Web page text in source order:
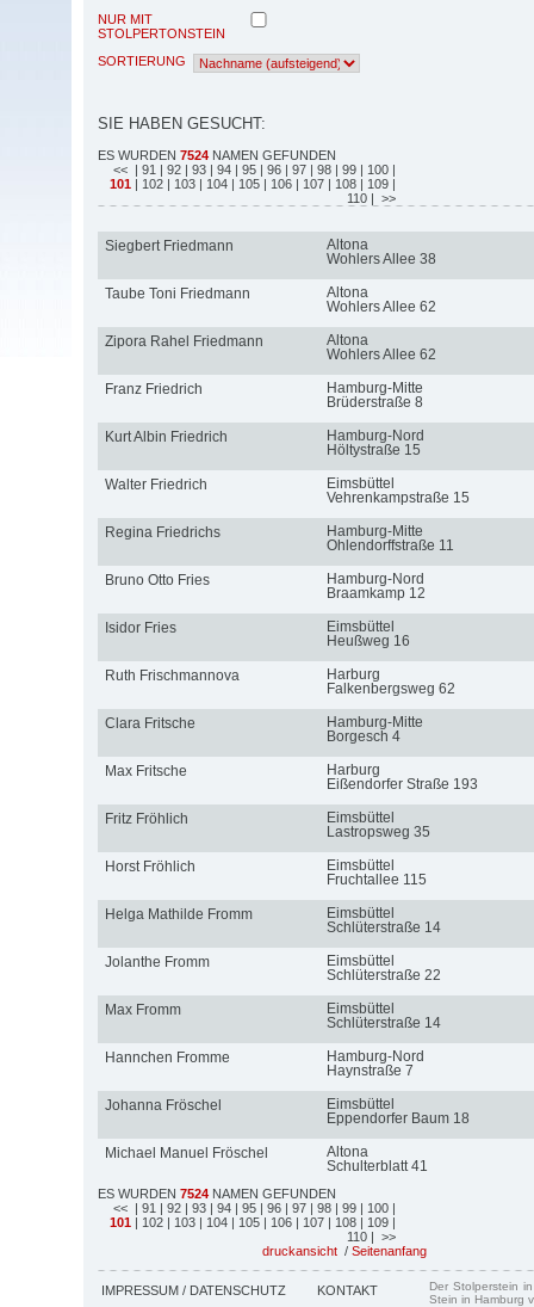
NUR MIT
STOLPERTONSTEIN
SORTIERUNG
SIE HABEN GESUCHT:
ES WURDEN 7524 NAMEN GEFUNDEN
<< | 91 | 92 | 93 | 94 | 95 | 96 | 97 | 98 | 99 | 100 |
101 | 102 | 103 | 104 | 105 | 106 | 107 | 108 | 109 |
110 | >>
Siegbert Friedmann
Altona
Wohlers Allee 38
Taube Toni Friedmann
Altona
Wohlers Allee 62
Zipora Rahel Friedmann
Altona
Wohlers Allee 62
Franz Friedrich
Hamburg-Mitte
Brüderstraße 8
Kurt Albin Friedrich
Hamburg-Nord
Höltystraße 15
Walter Friedrich
Eimsbüttel
Vehrenkampstraße 15
Regina Friedrichs
Hamburg-Mitte
Ohlendorffstraße 11
Bruno Otto Fries
Hamburg-Nord
Braamkamp 12
Isidor Fries
Eimsbüttel
Heußweg 16
Ruth Frischmannova
Harburg
Falkenbergsweg 62
Clara Fritsche
Hamburg-Mitte
Borgesch 4
Max Fritsche
Harburg
Eißendorfer Straße 193
Fritz Fröhlich
Eimsbüttel
Lastropsweg 35
Horst Fröhlich
Eimsbüttel
Fruchtallee 115
Helga Mathilde Fromm
Eimsbüttel
Schlüterstraße 14
Jolanthe Fromm
Eimsbüttel
Schlüterstraße 22
Max Fromm
Eimsbüttel
Schlüterstraße 14
Hannchen Fromme
Hamburg-Nord
Haynstraße 7
Johanna Fröschel
Eimsbüttel
Eppendorfer Baum 18
Michael Manuel Fröschel
Altona
Schulterblatt 41
ES WURDEN 7524 NAMEN GEFUNDEN
<< | 91 | 92 | 93 | 94 | 95 | 96 | 97 | 98 | 99 | 100 |
101 | 102 | 103 | 104 | 105 | 106 | 107 | 108 | 109 |
110 | >>
druckansicht / Seitenanfang
IMPRESSUM / DATENSCHUTZ KONTAKT
Der Stolperstein
Stein in Hamburg